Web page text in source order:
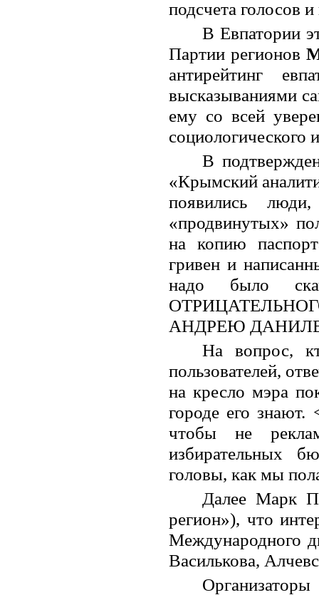
подсчета голосов
В Евпатории
Партии регионов
антирейтинг
высказываниями
ему со всей
социологического
В
«Крымский
появились
«продвинутых»
на копию
гривен и
надо было
АНДРЕЮ
На вопрос,
пользователей,
на кресло мэра
городе его
чтобы не
избирательных
головы, как мы
Далее Марк
регион»), что
Международного
Василькова,